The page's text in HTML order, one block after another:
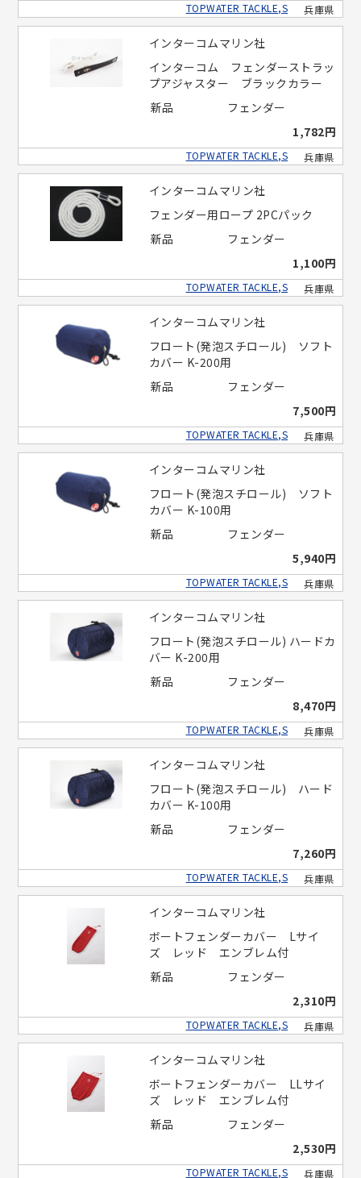
兵庫県
TOPWATER TACKLE,S
インターコムマリン社
インターコム フェンダーストラッ
プアジャスター ブラックカラー
新品
フェンダー
1,782円
兵庫県
TOPWATER TACKLE,S
インターコムマリン社
フェンダー用ロープ 2PCパック
新品
フェンダー
1,100円
兵庫県
TOPWATER TACKLE,S
インターコムマリン社
フロート(発泡スチロール) ソフト
カバー K-200用
新品
フェンダー
7,500円
兵庫県
TOPWATER TACKLE,S
インターコムマリン社
フロート(発泡スチロール) ソフト
カバー K-100用
新品
フェンダー
5,940円
兵庫県
TOPWATER TACKLE,S
インターコムマリン社
フロート(発泡スチロール) ハードカ
バー K-200用
新品
フェンダー
8,470円
兵庫県
TOPWATER TACKLE,S
インターコムマリン社
フロート(発泡スチロール) ハード
カバー K-100用
新品
フェンダー
7,260円
兵庫県
TOPWATER TACKLE,S
インターコムマリン社
ボートフェンダーカバー Lサイ
ズ レッド エンブレム付
新品
フェンダー
2,310円
兵庫県
TOPWATER TACKLE,S
インターコムマリン社
ボートフェンダーカバー LLサイ
ズ レッド エンブレム付
新品
フェンダー
2,530円
兵庫県
TOPWATER TACKLE,S